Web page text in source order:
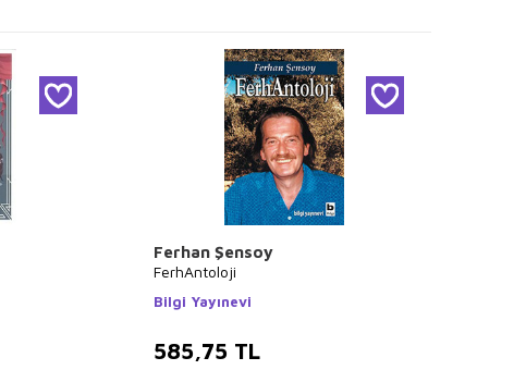
Ferhan Şensoy
FerhAntoloji
Bilgi Yayınevi
585,75 TL